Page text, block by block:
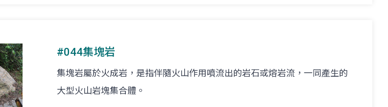
#044集塊岩
集塊岩屬於火成岩，是指伴隨火山作用噴流出的岩石或熔岩流，一同產生的
大型火山岩塊集合體。